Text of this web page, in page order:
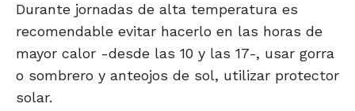
Durante jornadas de alta temperatura es
recomendable evitar hacerlo en las horas de
mayor calor -desde las 10 y las 17-, usar gorra
o sombrero y anteojos de sol, utilizar protector
solar.